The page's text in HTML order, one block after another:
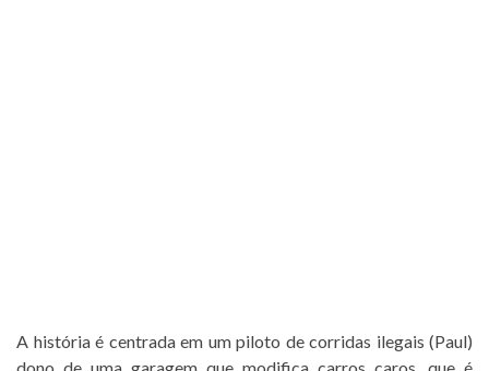
A história é centrada em um piloto de corridas ilegais (Paul)